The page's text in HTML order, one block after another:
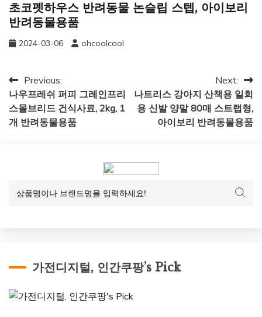
초코펫하우스 반려동물 논슬립 스텝, 아이보리
반려동물용품
2024-03-06 ohcoolcool
글
탐
색
Previous:
나우프레쉬 퍼피 그레인프리
스몰브리드 건식사료, 2kg, 1
개 반려동물용품
Next:
나트리스 강아지 산책용 일회
용 신발 양말 80매 스트랩형,
아이보리 반려동물용품
가전디지털, 인간쿠팡’s Pick